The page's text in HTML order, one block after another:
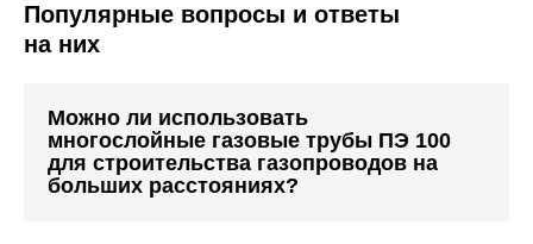
Популярные вопросы и ответы
на них
Можно ли использовать
многослойные газовые трубы ПЭ 100
для строительства газопроводов на
больших расстояниях?